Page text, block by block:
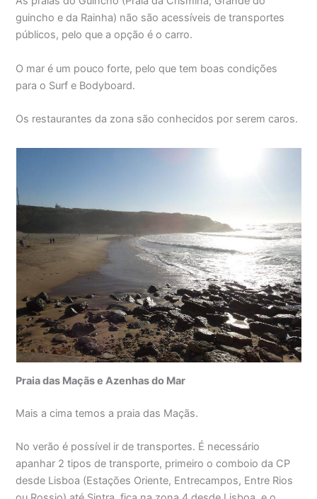
guincho e da Rainha) não são acessíveis de transportes
públicos, pelo que a opção é o carro.
O mar é um pouco forte, pelo que tem boas condições
para o Surf e Bodyboard.
Os restaurantes da zona são conhecidos por serem caros.
Praia das Maçãs e Azenhas do Mar
Mais a cima temos a praia das Maçãs.
No verão é possível ir de transportes. É necessário
apanhar 2 tipos de transporte, primeiro o comboio da CP
desde Lisboa (Estações Oriente, Entrecampos, Entre Rios